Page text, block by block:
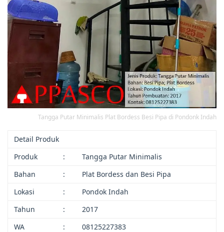
Tangga Putar Minimalis Plat Bordess Besi Pipa di Pondonk Indah
Detail Produk
Produk
:
Tangga Putar Minimalis
Bahan
:
Plat Bordess dan Besi Pipa
Lokasi
:
Pondok Indah
Tahun
:
2017
WA
: 08125227383